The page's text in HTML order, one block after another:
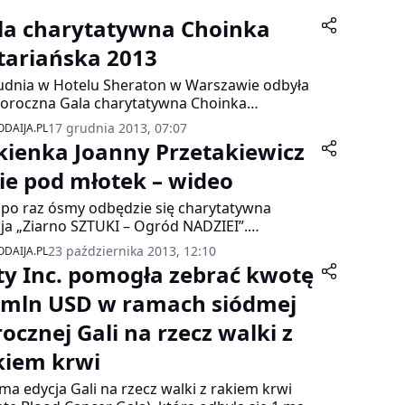
charytatywna Choinka
2013
w Hotelu Sheraton w Warszawie odbyła
Gala charytatywna Choinka
2013 organizowana przez Rotary Club
City.
17 grudnia 2013, 07:07
Joanny Przetakiewicz
pod młotek – wideo
raz ósmy odbędzie się charytatywna
„Ziarno SZTUKI – Ogród NADZIEI”.
będzie m.in. sukienka od Joanny
właścicielki marki La Mania.
zebrane z licytacji, pomogą osobom
na raka i ich bliskim.
23 października 2013, 12:10
Inc. pomogła zebrać kwotę
USD w ramach siódmej
Gali na rzecz walki z
krwi
edycja Gali na rzecz walki z rakiem krwi